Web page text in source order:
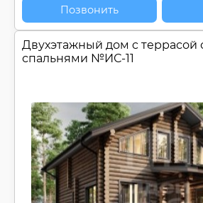
Позвонить
Двухэтажный дом c террасой
спальнями №ИС-11